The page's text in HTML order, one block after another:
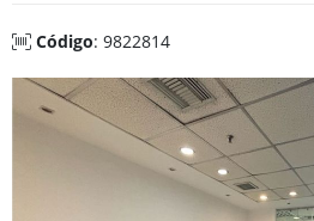
Código: 9822814